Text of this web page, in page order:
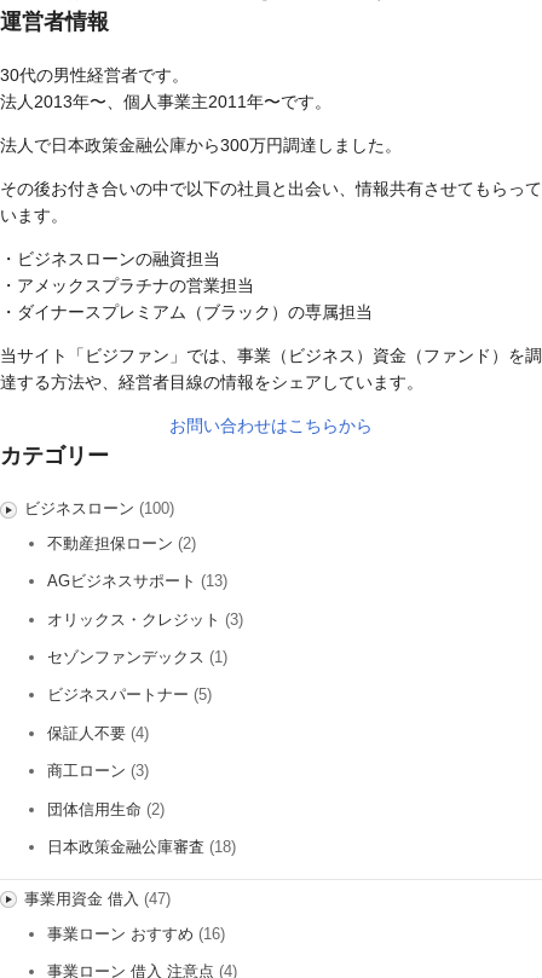
運営者情報
30代の男性経営者です。
法人2013年〜、個人事業主2011年〜です。
法人で日本政策金融公庫から300万円調達しました。
その後お付き合いの中で以下の社員と出会い、情報共有させてもらって
います。
・ビジネスローンの融資担当
・アメックスプラチナの営業担当
・ダイナースプレミアム（ブラック）の専属担当
当サイト「ビジファン」では、事業（ビジネス）資金（ファンド）を調
達する方法や、経営者目線の情報をシェアしています。
お問い合わせはこちらから
カテゴリー
ビジネスローン (100)
不動産担保ローン (2)
AGビジネスサポート (13)
オリックス・クレジット (3)
セゾンファンデックス (1)
ビジネスパートナー (5)
保証人不要 (4)
商工ローン (3)
団体信用生命 (2)
日本政策金融公庫審査 (18)
事業用資金 借入 (47)
事業ローン おすすめ (16)
事業ローン 借入 注意点 (4)